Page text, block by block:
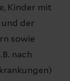
Kinder mit
der
sowie
nach